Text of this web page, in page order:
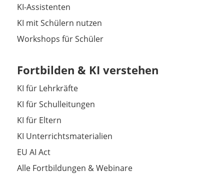
KI-Assistenten
KI mit Schülern nutzen
Workshops für Schüler
Fortbilden & KI verstehen
KI für Lehrkräfte
KI für Schulleitungen
KI für Eltern
KI Unterrichtsmaterialien
EU AI Act
Alle Fortbildungen & Webinare